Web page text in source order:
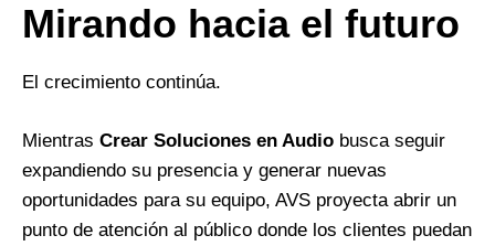
Mirando hacia el futuro
El crecimiento continúa.
Mientras Crear Soluciones en Audio busca seguir
expandiendo su presencia y generar nuevas
oportunidades para su equipo, AVS proyecta abrir un
punto de atención al público donde los clientes puedan